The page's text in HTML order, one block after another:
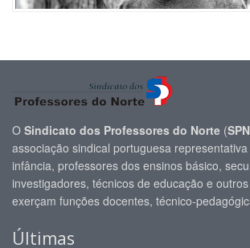
O Sindicato dos Professores do Norte (SPN
associação sindical portuguesa
infância, professores dos ensinos básico,
investigadores, técnicos de educação e
exerçam funções docentes, técnico-
Últimas